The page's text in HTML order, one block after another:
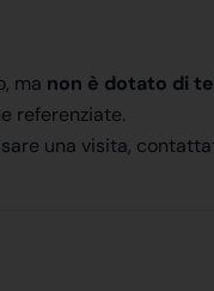
ma non è dotato di
referenziate.
una visita,